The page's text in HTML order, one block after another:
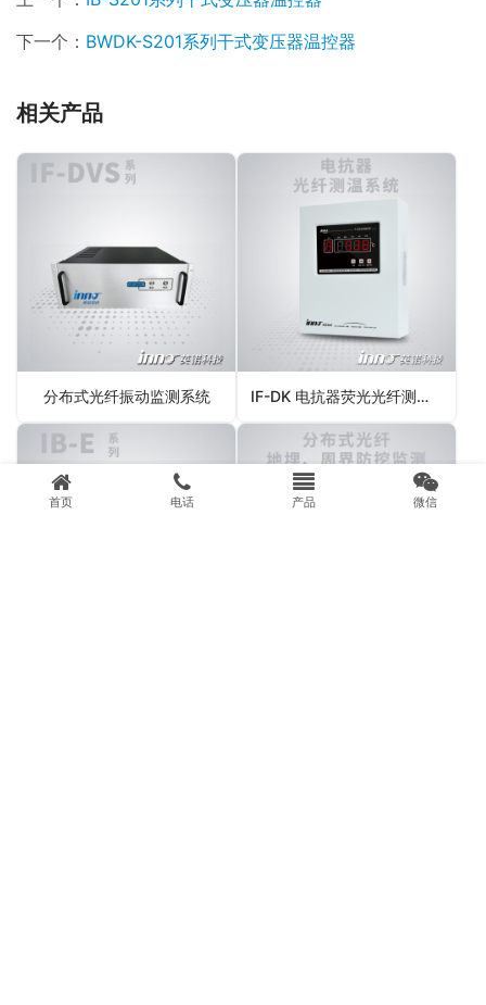
下一个： BWDK-S201系列干式变压器温控器
相关产品
分布式光纤振动监测系统 IF-DK 电抗器荧光光纤测温系统
首页 电话 产品 微信